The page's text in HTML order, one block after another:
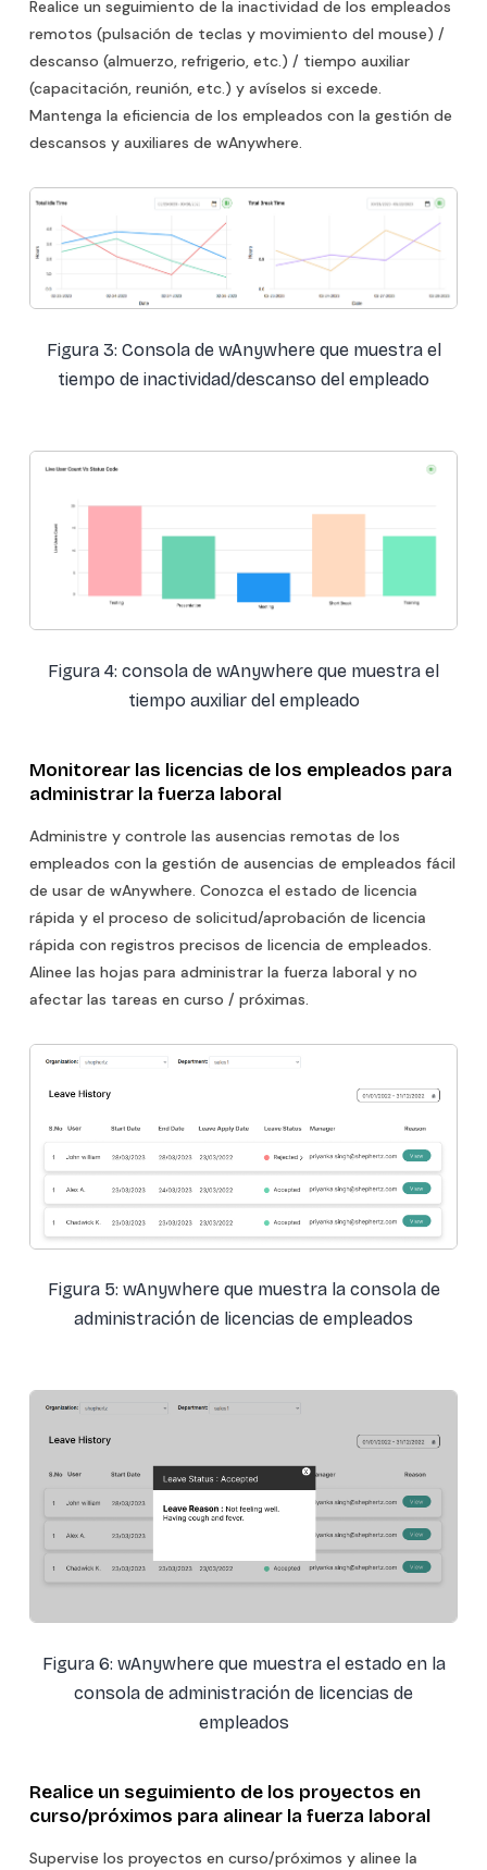
Realice un seguimiento de la inactividad de los empleados
remotos (pulsación de teclas y movimiento del mouse) /
descanso (almuerzo, refrigerio, etc.) / tiempo auxiliar
(capacitación, reunión, etc.) y avíselos si excede.
Mantenga la eficiencia de los empleados con la gestión de
descansos y auxiliares de wAnywhere.
Figura 3: Consola de wAnywhere que muestra el
tiempo de inactividad/descanso del empleado
Figura 4: consola de wAnywhere que muestra el
tiempo auxiliar del empleado
Monitorear las licencias de los empleados para
administrar la fuerza laboral
Administre y controle las ausencias remotas de los
empleados con la gestión de ausencias de empleados fácil
de usar de wAnywhere. Conozca el estado de licencia
rápida y el proceso de solicitud/aprobación de licencia
rápida con registros precisos de licencia de empleados.
Alinee las hojas para administrar la fuerza laboral y no
afectar las tareas en curso / próximas.
Figura 5: wAnywhere que muestra la consola de
administración de licencias de empleados
Figura 6: wAnywhere que muestra el estado en la
consola de administración de licencias de
empleados
Realice un seguimiento de los proyectos en
curso/próximos para alinear la fuerza laboral
Supervise los proyectos en curso/próximos y alinee la